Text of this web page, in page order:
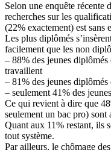
Selon une enquête récente
recherches sur les
(22% exactement) est sans
Les plus diplômés
facilement que les non
– 88% des jeunes
travaillent
– 81% des jeunes
– seulement 41% des
Ce qui revient à dire que
seulement un bac pro) sont
Quant aux 11% restant, ils
tout système.
Par ailleurs, le chômage